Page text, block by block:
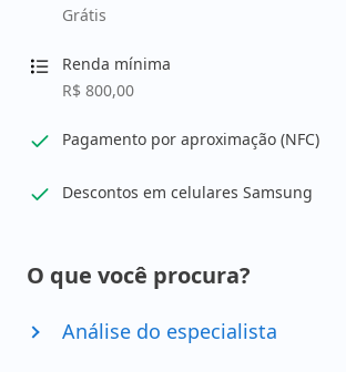
Grátis
Renda mínima
R$ 800,00
Pagamento por aproximação (NFC)
Descontos em celulares Samsung
O que você procura?
Análise do especialista